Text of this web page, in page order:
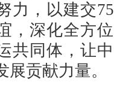
力，以建交
，深化全方
共同体，让
展贡献力量。